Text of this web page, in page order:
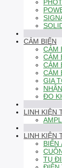
CẢM BIẾN
CẢM
CẢM
CẢM
CẢM
GIA
ĐO
LINH KIỆN
LINH KIỆN
BIẾN
TỤ